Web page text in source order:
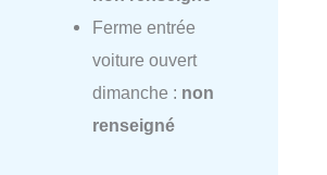
Ferme entrée
voiture ouvert
dimanche : non
renseigné